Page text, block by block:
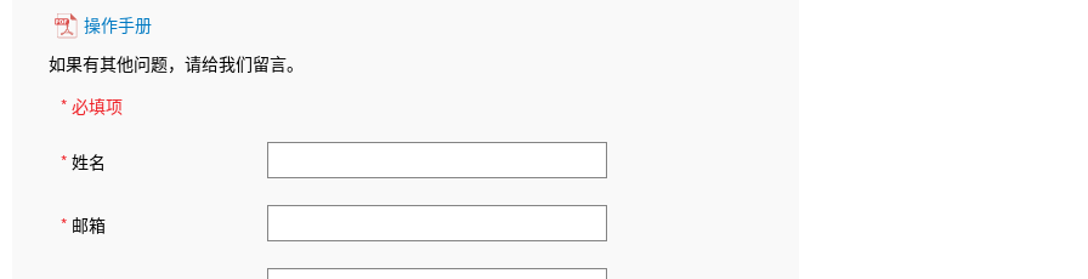
操作手册
如果有其他问题，请给我们留言。
* 必填项
* 姓名
* 邮箱